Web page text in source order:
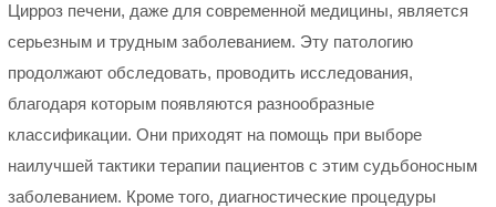
Цирроз печени, даже для современной медицины, является
серьезным и трудным заболеванием. Эту патологию
продолжают обследовать, проводить исследования,
благодаря которым появляются разнообразные
классификации. Они приходят на помощь при выборе
наилучшей тактики терапии пациентов с этим судьбоносным
заболеванием. Кроме того, диагностические процедуры